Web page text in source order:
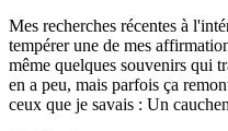
Mes recherches récentes à
tempérer une de mes
même quelques souvenirs qui
en a peu, mais parfois ça
ceux que je savais : Un